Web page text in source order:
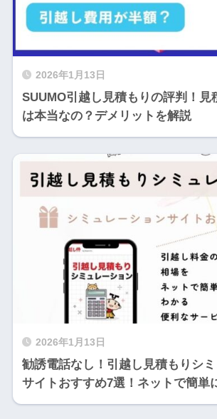
2026年1月13日
SUUMO引越し見積もりの評判！見
は本当なの？デメリットを解説
2026年1月13日
勧誘電話なし！引越し見積もりシ
サイトおすすめ7選！ネットで簡単